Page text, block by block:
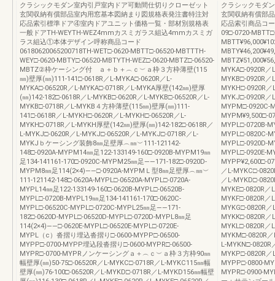
クラシックモダン室内引戸室内ドア可動間仕切りクローゼット
玄関収納有償部品室内用窓基本図納まり図規格表発注書特注対
応品索引標準ドア④室内ドアユニット価格一覧・部材別規格表
一般ドアTH-WEYTH-WEZ4mmカスミガラス組込4mmカスミガ
ラス組込①本体デザイン呼称商品コード
06180620065200718TH-WET□-0620-MBTT□-06520-MBTTTH-
WEY□-0620-MBTY□-06520-MBTYTH-WEZ□-0620-MBTZ□-06520-
MBTZ②枠ケーシング付 ａ＋ｂ＋︵ｃ︶ａ枠３方枠薄壁(115
㎜)壁厚(㎜)111-141□-0618R／L-MYKA□-0620R／L-
MYKA□-06520R／L-MYKA□-0718R／L-MYKA厚壁(142㎜)壁厚
(㎜)142-182□-0618R／L-MYKB□-0620R／L-MYKB□-06520R／L-
MYKB□-0718R／L-MYKB４方枠薄壁(115㎜)壁厚(㎜)111-
141□-0618R／L-MYKH□-0620R／L-MYKH□-06520R／L-
MYKH□-0718R／L-MYKH厚壁(142㎜)壁厚(㎜)142-182□-0618R／
L-MYKJ□-0620R／L-MYKJ□-06520R／L-MYKJ□-0718R／L-
MYKJｂケーシング装飾8㎜足壁厚︵㎜︶111-121142-
148□-0920A-MYPM14㎜足122-133149-160□-0920B-MYPM19㎜
足134-141161-170□-0920C-MYPM25㎜足――171-182□-0920D-
MYPM8㎜足114(2×4)――□-0920A-MYPMＬ型8㎜足壁厚︵㎜︶
111-121142-148□-0620A-MYPL□-06520A-MYPL□-0720A-
MYPL14㎜足122-133149-160□-0620B-MYPL□-06520B-
MYPL□-0720B-MYPL19㎜足134-141161-170□-0620C-
MYPL□-06520C-MYPL□-0720C-MYPL25㎜足――171-
182□-0620D-MYPL□-06520D-MYPL□-0720D-MYPL8㎜足
114(2×4)――□-0620E-MYPL□-06520E-MYPL□-0720E-
MYPL（c）沓摺り埋込沓摺り□-0600-MYPP□-06500-
MYPP□-0700-MYPP埋込段沓摺り□-0600-MYPR□-06500-
MYPR□-0700-MYPRノンケーシングａ＋︵ｃ︶ａ枠３方枠90㎜
幅壁厚(㎜)50-75□-06520R／L-MYKC□-0718R／L-MYKC115㎜幅
壁厚(㎜)76-100□-06520R／L-MYKD□-0718R／L-MYKD156㎜幅壁
クラシックモダ
玄関収納有償部
応品索引商品コ
09□-0720-
MYKA□-0920R／
MYKB□-0920R／
MYKH□-0920R／
MYKJ□-0920R／
MYPM□-0920C-
MYPM¥9,500□-
MYPL□-0720B-
MYPL□-0820C-
MYPL□-0920D-
MYPL□-0920E-
MYPP¥2,600□-
／L-MYKC□-
／L-MYKD□-
MYKE□-0820R／
MYKF□-0820R／
MYKG□-0820R／
MYKK□-0820R／
MYKL□-0820R／
MYKM□-0820R
L-MYKN□-0820R
MYKP□-0820R／
MYPP□-0800-
MYPR□-0900-